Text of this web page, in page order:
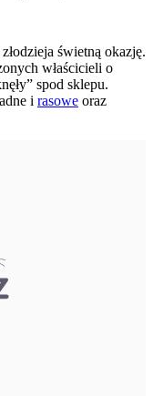
świetną okazję.
właścicieli o
spod sklepu.
i rasowe oraz